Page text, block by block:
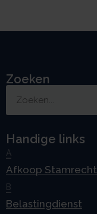
Zoeken
Handige links
A
Afkoop Stamrecht
B
Belastingdienst